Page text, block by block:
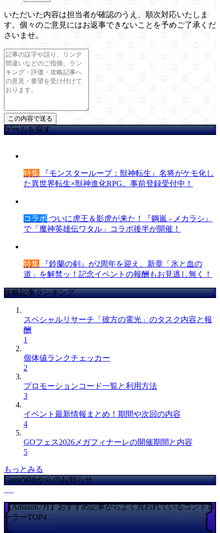
いただいた内容は担当者が確認のうえ、順次対応いたしま
す。個々のご意見にはお返事できないことを予めご了承くだ
さいませ。
ゲームを探す
特集 『モンスターループ：獣神転生』名将がケモ化し
た異世界転生×獣神進化RPG。事前登録受付中！
コラボ ついに虎王＆影虎が来た！『鋼嵐 - メカラシ』
で「魔神英雄伝ワタル」コラボ後半が開催！
特集 『鈴蘭の剣』が2周年を迎え、新章「氷と血の
道」を解禁ッ！記念イベントの報酬もお見逃し無く！
攻略記事ランキング
スペシャルリサーチ「彼方の電光」のタスク内容と報
酬
1
個体値ランクチェッカー
2
プロモーションコード一覧と利用方法
3
イベント最新情報まとめ！期間や次回の内容
4
GOフェス2026メガフィナーレの開催期間と内容
5
もっとみる
GameWithからのお知らせ
【Amazon7月】おすすめ記事からよく買われているコントロ
ーラーTOP4